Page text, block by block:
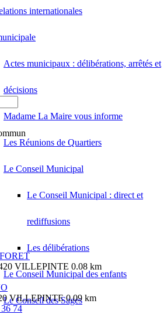
internationales
Actes municipaux : délibérations, arrêtés et
décisions
Madame La Maire vous informe
Les Réunions de Quartiers
Le Conseil Municipal
Le Conseil Municipal : direct et
rediffusions
Les délibérations
Le Conseil Municipal des enfants
Le Conseil des Sages
VILLEPINTE 0.08 km
VILLEPINTE 0.09 km
74